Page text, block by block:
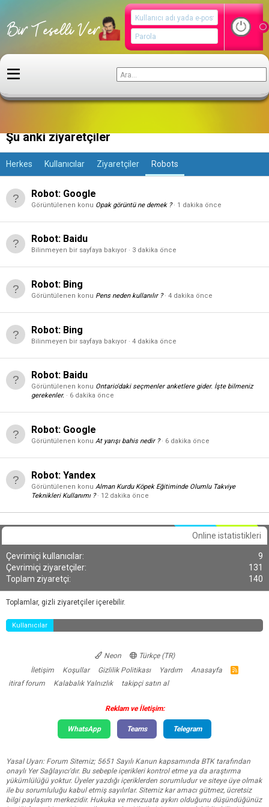
Şu anki ziyaretçiler
Herkes Kullanıcılar Ziyaretçiler Robots
Robot: Google
Görüntülenen konu Opak görüntü ne demek ? 1 dakika önce
Robot: Baidu
Bilinmeyen bir sayfaya bakıyor 3 dakika önce
Robot: Bing
Görüntülenen konu Pens neden kullanılır ? 4 dakika önce
Robot: Bing
Bilinmeyen bir sayfaya bakıyor 4 dakika önce
Robot: Baidu
Görüntülenen konu Ontario'daki seçmenler anketlere gider. İşte bilmeniz
gerekenler.
6 dakika önce
Robot: Google
Görüntülenen konu At yarışı bahis nedir ? 6 dakika önce
Robot: Yandex
Görüntülenen konu Alman Kurdu Köpek Eğitiminde Olumlu Takviye
Teknikleri Kullanımı ?
12 dakika önce
Online istatistikleri
Çevrimiçi kullanıcılar
9
Çevrimiçi ziyaretçiler
131
Toplam ziyaretçi
140
Toplamlar, gizli ziyaretçiler içerebilir.
Kullanıcılar
Neon
Türkçe (TR)
İletişim
Koşullar Gizlilik Politikası Yardım Anasayfa
R
itiraf forum Kalabalık Yalnızlık takipçi satın al
Reklam ve İletişim:
WhatsApp Teams Telegram
Yasal Uyarı: Forum Sitemiz; 5651 Sayılı Kanun kapsamında BTK tarafından
onaylı Yer Sağlayıcı'dır. Bu sebeple içerikleri kontrol etme ya da araştırma
yükümlülüğü yoktur. Üyeler yazdığı içeriklerden sorumludur ve siteye üye olmak
ile bu sorumluluğu kabul etmiş sayılırlar. Sitemiz kar amacı gütmez, ücretsiz
bilgi paylaşım merkezidir. Hukuka ve mevzuata aykırı olduğunu düşündüğünüz